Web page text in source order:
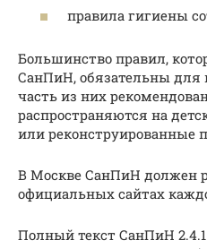
правила гигиены
Большинство правил,
СанПиН, обязательны для
часть из них
распространяются на
или реконструированные
В Москве СанПиН должен
официальных сайтах
Полный текст СанПиН